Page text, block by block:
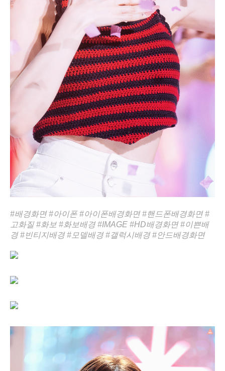
#배경화면 #아이폰 #아이폰배경화면 #핸드폰배경화면 #
고화질 #화보 #화보배경 #IMAGE #HD배경화면 #이쁜배
경 #빈티지배경 #모델배경 #갤럭시배경 #안드배경화면